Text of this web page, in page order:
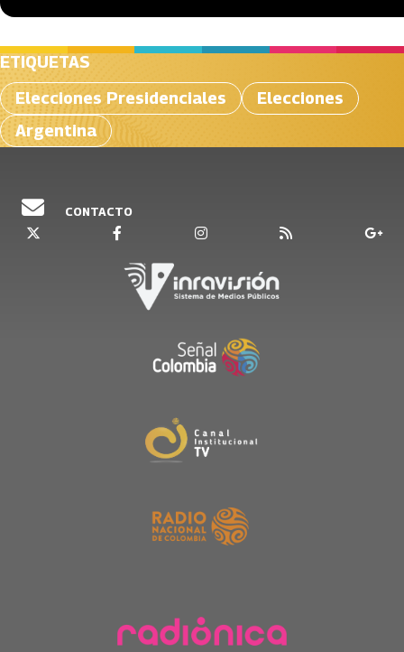
ETIQUETAS
Elecciones Presidenciales
Elecciones
Argentina
CONTACTO